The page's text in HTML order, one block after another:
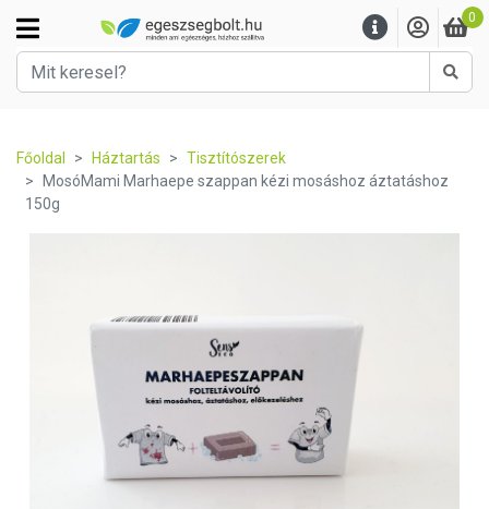
0
Főoldal Háztartás
Tisztítószerek
MosóMami Marhaepe szappan kézi mosáshoz áztatáshoz
150g